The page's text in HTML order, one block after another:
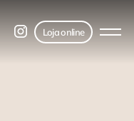
Loja online